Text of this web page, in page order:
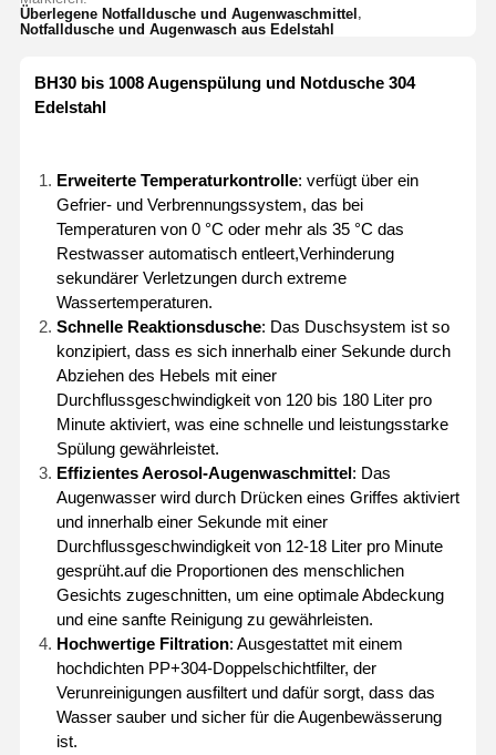
Überlegene Notfalldusche und Augenwaschmittel
Notfalldusche und Augenwasch aus Edelstahl
BH30 bis 1008 Augenspülung und Notdusche 304
Edelstahl
Erweiterte Temperaturkontrolle: verfügt über ein
Gefrier- und Verbrennungssystem, das bei
Temperaturen von 0 °C oder mehr als 35 °C das
Restwasser automatisch entleert,Verhinderung
sekundärer Verletzungen durch extreme
Wassertemperaturen.
Schnelle Reaktionsdusche: Das Duschsystem ist so
konzipiert, dass es sich innerhalb einer Sekunde durch
Abziehen des Hebels mit einer
Durchflussgeschwindigkeit von 120 bis 180 Liter pro
Minute aktiviert, was eine schnelle und leistungsstarke
Spülung gewährleistet.
Effizientes Aerosol-Augenwaschmittel : Das
Augenwasser wird durch Drücken eines Griffes aktiviert
und innerhalb einer Sekunde mit einer
Durchflussgeschwindigkeit von 12-18 Liter pro Minute
gesprüht.auf die Proportionen des menschlichen
Gesichts zugeschnitten, um eine optimale Abdeckung
und eine sanfte Reinigung zu gewährleisten.
Hochwertige Filtration: Ausgestattet mit einem
hochdichten PP+304-Doppelschichtfilter, der
Verunreinigungen ausfiltert und dafür sorgt, dass das
Wasser sauber und sicher für die Augenbewässerung
ist.